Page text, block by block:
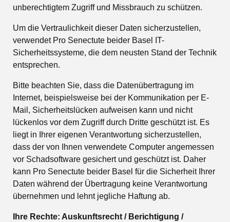
unberechtigtem Zugriff und Missbrauch zu schützen.
Um die Vertraulichkeit dieser Daten sicherzustellen,
verwendet Pro Senectute beider Basel IT-
Sicherheitssysteme, die dem neusten Stand der Technik
entsprechen.
Bitte beachten Sie, dass die Datenübertragung im
Internet, beispielsweise bei der Kommunikation per E-
Mail, Sicherheitslücken aufweisen kann und nicht
lückenlos vor dem Zugriff durch Dritte geschützt ist. Es
liegt in Ihrer eigenen Verantwortung sicherzustellen,
dass der von Ihnen verwendete Computer angemessen
vor Schadsoftware gesichert und geschützt ist. Daher
kann Pro Senectute beider Basel für die Sicherheit Ihrer
Daten während der Übertragung keine Verantwortung
übernehmen und lehnt jegliche Haftung ab.
Ihre Rechte: Auskunftsrecht / Berichtigung /